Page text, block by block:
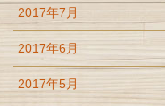
2017年7月
2017年6月
2017年5月